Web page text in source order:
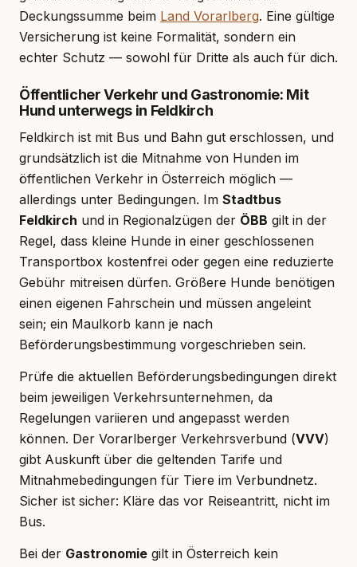
Deckungssumme beim Land Vorarlberg. Eine gültige
Versicherung ist keine Formalität, sondern ein
echter Schutz — sowohl für Dritte als auch für dich.
Öffentlicher Verkehr und Gastronomie: Mit
Hund unterwegs in Feldkirch
Feldkirch ist mit Bus und Bahn gut erschlossen, und
grundsätzlich ist die Mitnahme von Hunden im
öffentlichen Verkehr in Österreich möglich —
allerdings unter Bedingungen. Im Stadtbus
Feldkirch und in Regionalzügen der ÖBB gilt in der
Regel, dass kleine Hunde in einer geschlossenen
Transportbox kostenfrei oder gegen eine reduzierte
Gebühr mitreisen dürfen. Größere Hunde benötigen
einen eigenen Fahrschein und müssen angeleint
sein; ein Maulkorb kann je nach
Beförderungsbestimmung vorgeschrieben sein.
Prüfe die aktuellen Beförderungsbedingungen direkt
beim jeweiligen Verkehrsunternehmen, da
Regelungen variieren und angepasst werden
können. Der Vorarlberger Verkehrsverbund (VVV)
gibt Auskunft über die geltenden Tarife und
Mitnahmebedingungen für Tiere im Verbundnetz.
Sicher ist sicher: Kläre das vor Reiseantritt, nicht im
Bus.
Bei der Gastronomie gilt in Österreich kein